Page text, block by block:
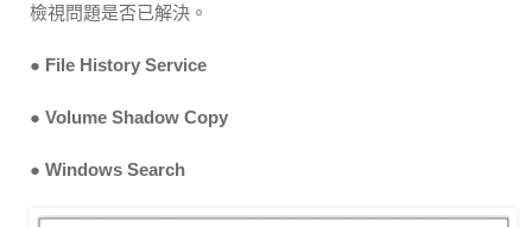
檢視問題是否已解決。
● File History Service
● Volume Shadow Copy
● Windows Search